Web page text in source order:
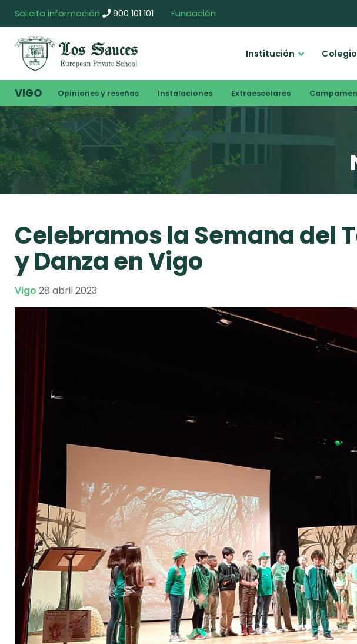
Solicita información 900 101 101 Fundación
Institución
VIGO Opiniones y reseñas Instalaciones Extraescolares
Celebramos la Semana del
y Danza en Vigo
Vigo 28 abril 2023